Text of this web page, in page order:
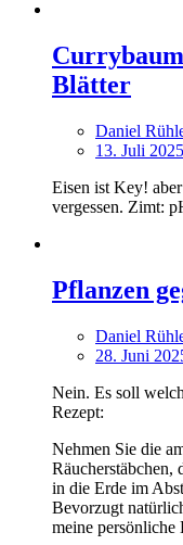
Blätter
Daniel
13. Juli
Eisen ist Key!
vergessen. Zimt:
Pflanzen
Daniel
28. Juni
Nein. Es soll
Rezept:
Nehmen Sie die
Räucherstäbchen,
in die Erde im
Bevorzugt
meine persönliche